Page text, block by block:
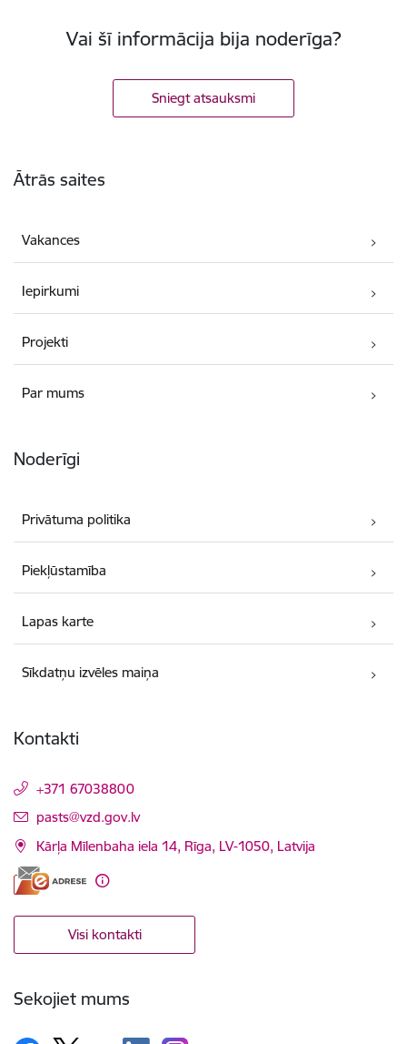
Vai šī informācija bija noderīga?
Sniegt atsauksmi
Ātrās saites
Vakances
Iepirkumi
Projekti
Par mums
Noderīgi
Privātuma politika
Piekļūstamība
Lapas karte
Sīkdatņu izvēles maiņa
Kontakti
+371 67038800
E-pasts:
pasts@vzd.gov.lv
Kārļa Mīlenbaha iela 14, Rīga, LV-1050, Latvija
Visi kontakti
Sekojiet mums